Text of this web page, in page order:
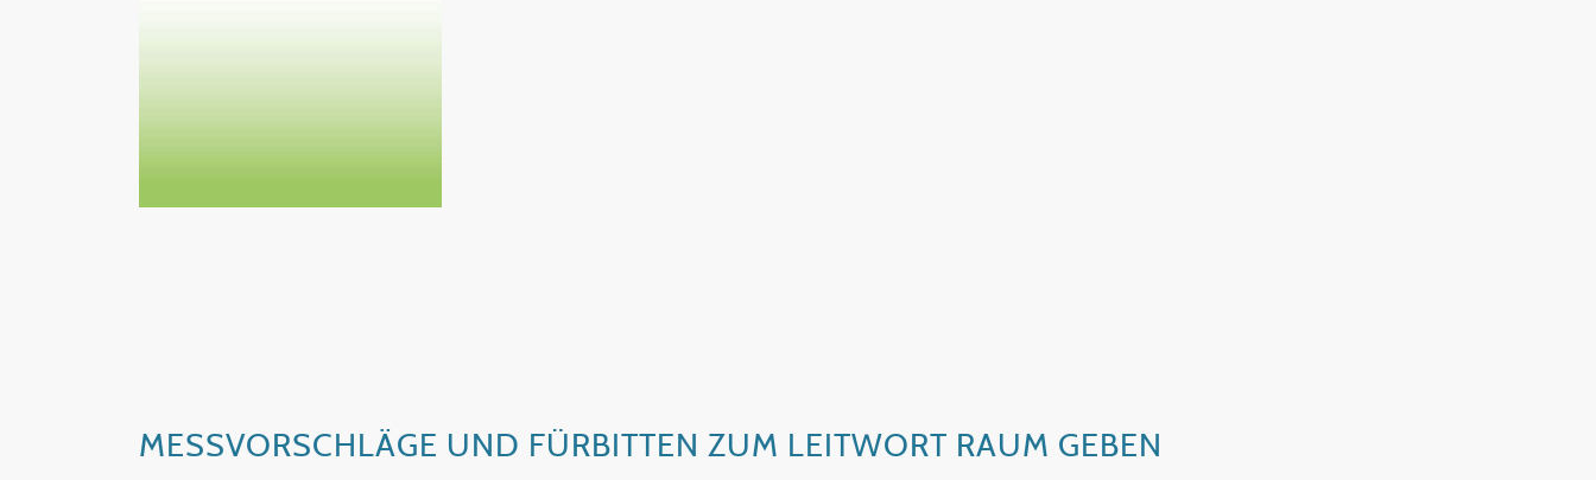
MESSVORSCHLÄGE UND FÜRBITTEN ZUM LEITWORT RAUM GEBEN